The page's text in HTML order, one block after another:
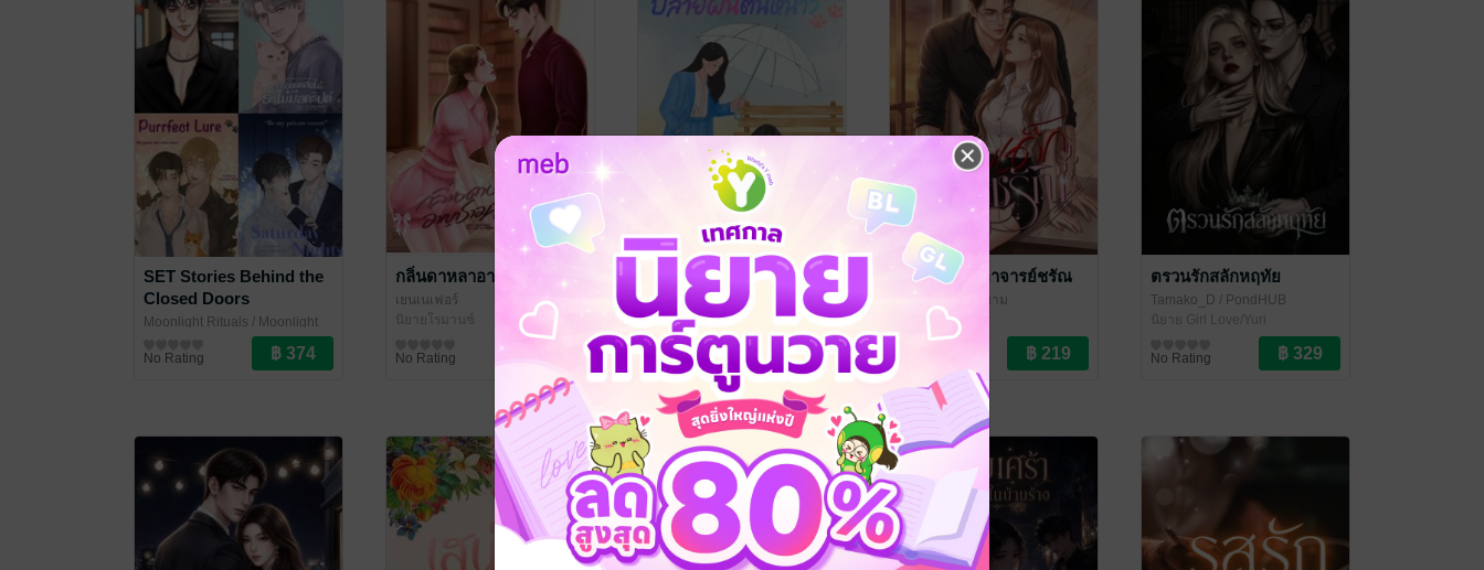
SET Stories Behind the
Closed Doors
Moonlight Rituals / Moonlight
นิยายวาย Boy Love / Yaoi
No Rating
กลิ่นดาหลาอาญารามสูร
เยนเนเฟอร์
นิยายโรมานซ์
No Rating
ปลายฝน...ต้นหนาว
นามปากกา มณีจันทร์
/ หัวหมึกจุ่ม
สีม่วง
นิยาย Girl Love/Yuri
14 Rating
เมียเด็กของอาจารย์ชรัณ
/ ศูนย์ยาม
นิยายโรมานซ์
ตรวนรักสลักหฤทัย
Tamako_D / PondHUB
นิยาย Girl Love/Yuri
No Rating